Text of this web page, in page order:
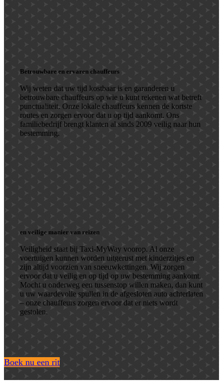
Betrouwbare en ervaren chauffeurs
Wij weten dat uw tijd kostbaar is en garanderen u
betrouwbare chauffeurs op wie u kunt rekenen wat betreft
punctualiteit. Onze lokale chauffeurs kennen de kortste
routes en zorgen ervoor dat u op tijd aankomt. Ons
familiebedrijf brengt klanten al sinds 2009 veilig naar hun
bestemming.
en veilige manier van reizen
Veiligheid staat bij Taxi-MyWay voorop. Al onze
voertuigen kunnen worden uitgerust met kinderzitjes en
zijn altijd voorzien van sneeuwkettingen. Wij zorgen
ervoor dat u veilig en op tijd op uw bestemming aankomt.
Mocht u onderweg een tussenstop willen maken, dan kunt
u uw waardevolle spullen in de afgesloten auto achterlaten
– onze chauffeurs zorgen ervoor dat er niets wordt
gestolen.
Boek nu een rit